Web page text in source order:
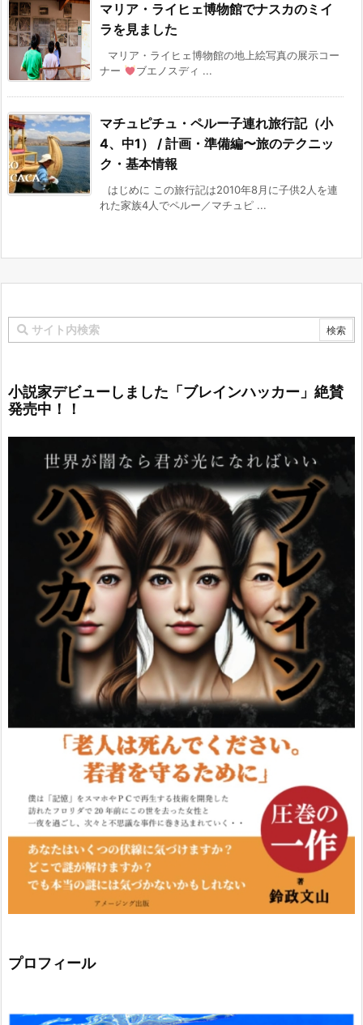
マリア・ライヒェ博物館でナスカのミイ
ラを見ました
マリア・ライヒェ博物館の地上絵写真の展示コー
ナー
ブエノスディ ...
マチュピチュ・ペルー子連れ旅行記（小
4、中1） / 計画・準備編〜旅のテクニッ
ク・基本情報
はじめに この旅行記は2010年8月に子供2人を連
れた家族4人でペルー／マチュピ ...
小説家デビューしました「ブレインハッカー」絶賛
発売中！！
プロフィール